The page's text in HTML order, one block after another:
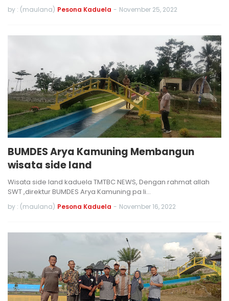
by : (maulana) Pesona Kaduela - November 25, 2022
BUMDES Arya Kamuning Membangun
wisata side land
Wisata side land kaduela TMTBC NEWS, Dengan rahmat allah
SWT ,direktur BUMDES Arya Kamuning pa Ii…
by : (maulana) Pesona Kaduela - November 16, 2022